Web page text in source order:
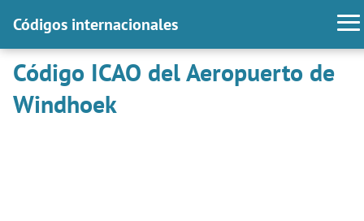
Códigos internacionales
Código ICAO del Aeropuerto de
Windhoek